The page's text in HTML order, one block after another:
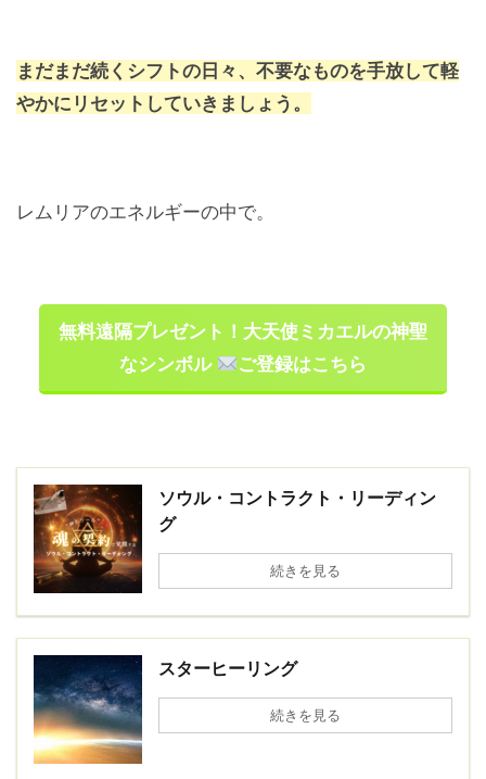
まだまだ続くシフトの日々、不要なものを手放して軽
やかにリセットしていきましょう。
レムリアのエネルギーの中で。
無料遠隔プレゼント！大天使ミカエルの神聖
なシンボル
ご登録はこちら
ソウル・コントラクト・リーディン
グ
続きを見る
スターヒーリング
続きを見る